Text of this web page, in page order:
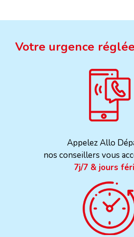
Votre urgence
Appelez Allo
nos conseillers vous
7j/7 & jours